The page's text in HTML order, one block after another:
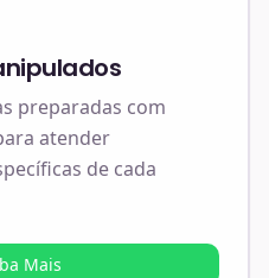
preparadas com
atender
de cada
Mais